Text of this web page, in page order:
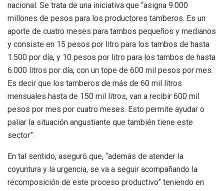
nacional. Se trata de una iniciativa que “asigna 9.000
millones de pesos para los productores tamberos. Es un
aporte de cuatro meses para tambos pequeños y medianos
y consiste en 15 pesos por litro para los tambos de hasta
1.500 por día, y 10 pesos por litro para los tambos de hasta
6.000 litros por día, con un tope de 600 mil pesos por mes.
Es decir que los tamberos de más de 60 mil litros
mensuales hasta de 150 mil litros, van a recibir 600 mil
pesos por mes por cuatro meses. Esto permite ayudar o
paliar la situación angustiante que también tiene este
sector”.
En tal sentido, aseguró que, “además de atender la
coyuntura y la urgencia, se va a seguir acompañando la
recomposición de este proceso productivo” teniendo en